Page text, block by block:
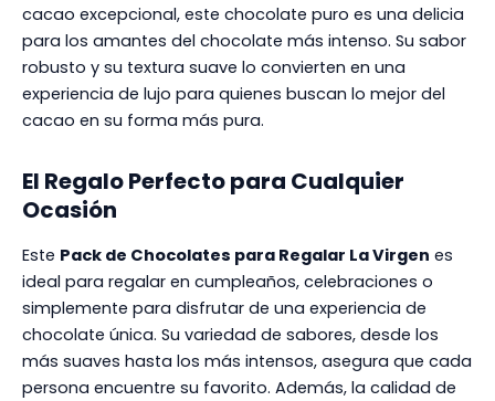
cacao excepcional, este chocolate puro es una delicia
para los amantes del chocolate más intenso. Su sabor
robusto y su textura suave lo convierten en una
experiencia de lujo para quienes buscan lo mejor del
cacao en su forma más pura.
El Regalo Perfecto para Cualquier
Ocasión
Este Pack de Chocolates para Regalar La Virgen es
ideal para regalar en cumpleaños, celebraciones o
simplemente para disfrutar de una experiencia de
chocolate única. Su variedad de sabores, desde los
más suaves hasta los más intensos, asegura que cada
persona encuentre su favorito. Además, la calidad de